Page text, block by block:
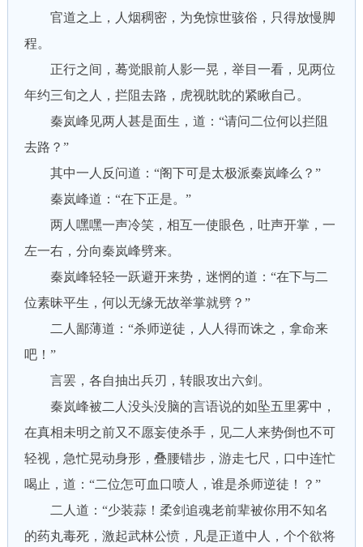
官道之上，人烟稠密，为免惊世骇俗，只得放慢脚
程。
正行之间，蓦觉眼前人影一晃，举目一看，见两位
年约三旬之人，拦阻去路，虎视眈眈的紧瞅自己。
秦岚峰见两人甚是面生，道：“请问二位何以拦阻
去路？”
其中一人反问道：“阁下可是太极派秦岚峰么？”
秦岚峰道：“在下正是。”
两人嘿嘿一声冷笑，相互一使眼色，吐声开掌，一
左一右，分向秦岚峰劈来。
秦岚峰轻轻一跃避开来势，迷惘的道：“在下与二
位素昧平生，何以无缘无故举掌就劈？”
二人鄙薄道：“杀师逆徒，人人得而诛之，拿命来
吧！”
言罢，各自抽出兵刃，转眼攻出六剑。
秦岚峰被二人没头没脑的言语说的如坠五里雾中，
在真相未明之前又不愿妄使杀手，见二人来势倒也不可
轻视，急忙晃动身形，叠腰错步，游走七尺，口中连忙
喝止，道：“二位怎可血口喷人，谁是杀师逆徒！？”
二人道：“少装蒜！柔剑追魂老前辈被你用不知名
的药丸毒死，激起武林公愤，凡是正道中人，个个欲将